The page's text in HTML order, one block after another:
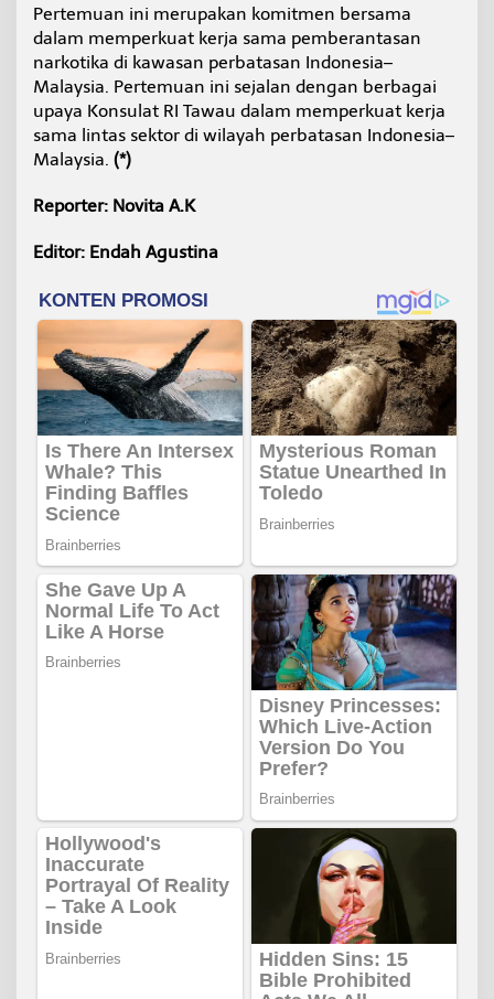
Pertemuan ini merupakan komitmen bersama
dalam memperkuat kerja sama pemberantasan
narkotika di kawasan perbatasan Indonesia–
Malaysia. Pertemuan ini sejalan dengan berbagai
upaya Konsulat RI Tawau dalam memperkuat kerja
sama lintas sektor di wilayah perbatasan Indonesia–
Malaysia. (*)
Reporter: Novita A.K
Editor: Endah Agustina